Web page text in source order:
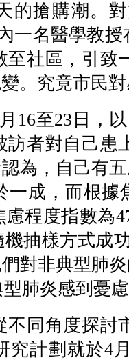
的搶購潮。
一名醫學教
至社區，引致
。究竟市民
16至23日，
訪者對自己患
為，自己有
一成，而根
程度指數為
機抽樣方式成
對非典型肺
肺炎感到憂
不同角度探討
究計劃就於4